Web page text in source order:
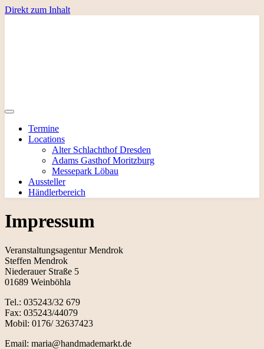
Direkt zum Inhalt
Termine
Locations
Alter Schlachthof Dresden
Adams Gasthof Moritzburg
Messepark Löbau
Aussteller
Händlerbereich
Impressum
Veranstaltungsagentur Mendrok
Steffen Mendrok
Niederauer Straße 5
01689 Weinböhla
Tel.: 035243/32 679
Fax: 035243/44079
Mobil: 0176/ 32637423
Email: maria@handmademarkt.de